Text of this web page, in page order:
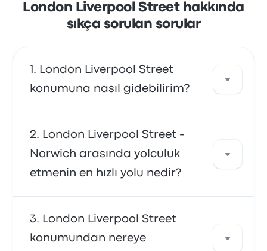
London Liverpool Street hakkında
sıkça sorulan sorular
London Liverpool Street
konumuna nasıl gidebilirim?
Varış noktanıza yere doğrudan ulaşım
sağlayan bir otobüs veya tren
kullanabilirsiniz. Alternatif olarak taksiye
binebilir veya bir araç paylaşımı hizmetinden
London Liverpool Street -
Norwich arasında yolculuk
etmenin en hızlı yolu nedir?
London Liverpool Street konumuna gitmenin
ve buradan hareket etmenin en hızlı yolu olan
tren, varış noktanıza rahat bir ulaşım sağlar.
London Liverpool Street
konumundan nereye